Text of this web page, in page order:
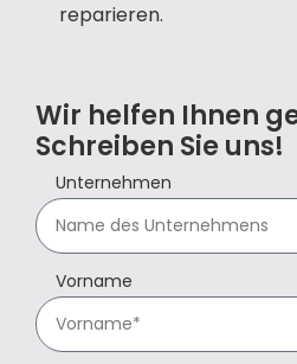
reparieren.
Wir helfen Ihnen
Schreiben Sie uns!
Unternehmen
Vorname